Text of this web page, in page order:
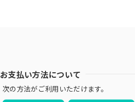
お支払い方法について
次の方法がご利用いただけます。